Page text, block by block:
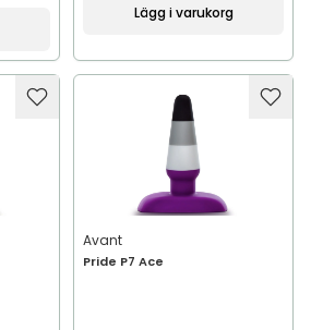
Lägg i varukorg
Avant
Pride P7 Ace